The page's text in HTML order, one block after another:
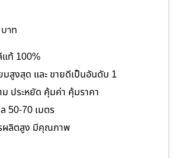
าท
แท้ 100%
มสูงสุด และ ขายดีเป็นอันดับ 1
ประหยัด คุ้มค่า คุ้มราคา
50-70 เมตร
ผลิตสูง มีคุณภาพ